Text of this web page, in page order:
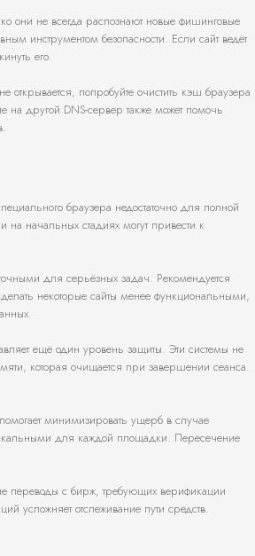
они не всегда распознают новые фишинговые
инструментом безопасности. Если сайт ведёт
его.
открывается, попробуйте очистить кэш браузера
на другой DNS-сервер также может помочь
браузера недостаточно для полной
начальных стадиях могут привести к
для серьёзных задач. Рекомендуется
некоторые сайты менее функциональными,
ещё один уровень защиты. Эти системы не
которая очищается при завершении сеанса.
минимизировать ущерб в случае
для каждой площадки. Пересечение
переводы с бирж, требующих верификации
усложняет отслеживание пути средств.